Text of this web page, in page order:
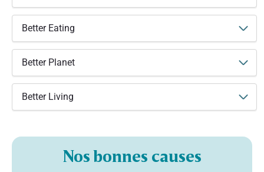
Better Eating
Better Planet
Better Living
Nos bonnes causes